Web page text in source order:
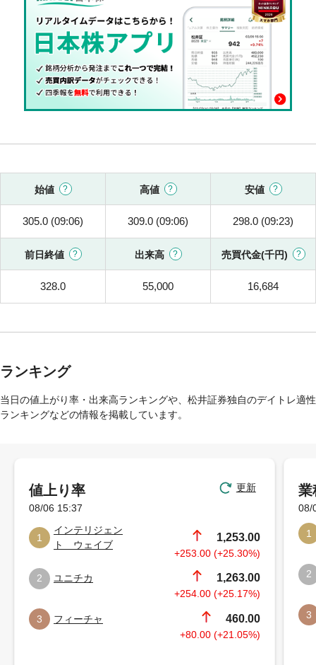
始値 高値 安値
305.0 (09:06) 309.0 (09:06) 298.0 (09:23)
前日終値 出来高 売買代金(千円)
328.0 55,000 16,684
ランキング
当日の値上がり率・出来高ランキングや、松井証券独自のデイトレ適性
ランキングなどの情報を掲載しています。